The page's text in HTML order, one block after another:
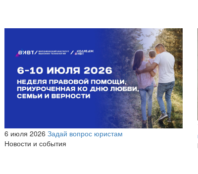
6 июля 2026 Задай вопрос юристам
Новости и события